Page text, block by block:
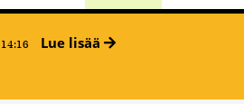
Lue lisää